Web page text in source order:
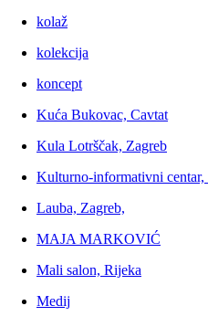
kolaž
kolekcija
koncept
Kuća Bukovac, Cavtat
Kula Lotrščak, Zagreb
Kulturno-informativni centar,
Lauba, Zagreb,
MAJA MARKOVIĆ
Mali salon, Rijeka
Medij